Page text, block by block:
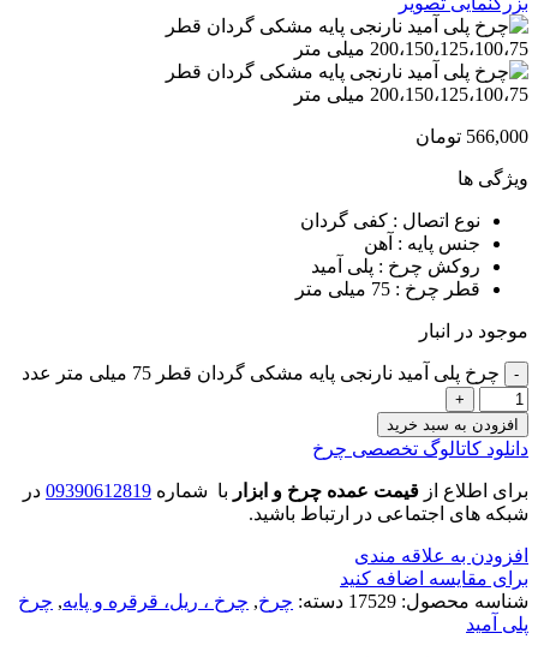
566,000 تومان
ویژگی ها
نوع اتصال : کفی گردان
جنس پایه : آهن
روکش چرخ : پلی آمید
قطر چرخ : 75 میلی متر
موجود در انبار
چرخ پلی آمید نارنجی پایه مشکی گردان قطر 75 میلی متر عدد
افزودن به سبد خرید
دانلود کاتالوگ تخصصی چرخ
برای اطلاع از قیمت عمده چرخ و ابزار با شماره 09390612819 در
شبکه های اجتماعی در ارتباط باشید.
افزودن به علاقه مندی
برای مقایسه اضافه کنید
شناسه محصول: 17529 دسته: چرخ, چرخ ، ریل، قرقره و پایه, چرخ
پلی آمید